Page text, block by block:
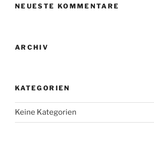
NEUESTE KOMMENTARE
ARCHIV
KATEGORIEN
Keine Kategorien